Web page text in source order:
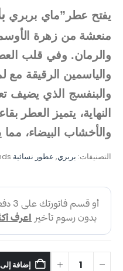
يفتح عطر”ماي بربري
منعشة من زهرة
والرمان. وفي قلب
والياسمين الرقيقة مع
والبنفسج الذي يضيف
النهاية، يتميز العطر
والأخشاب البيضاء،
التصنيفات: بربري, عطور نسائية
إضافة